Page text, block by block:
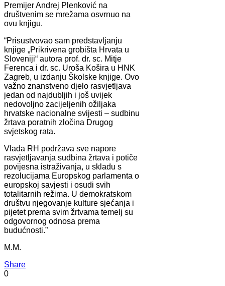
Premijer Andrej Plenković na
društvenim se mrežama osvrnuo na
ovu knjigu.
“Prisustvovao sam predstavljanju
knjige „Prikrivena grobišta Hrvata u
Sloveniji“ autora prof. dr. sc. Mitje
Ferenca i dr. sc. Uroša Košira u HNK
Zagreb, u izdanju Školske knjige. Ovo
važno znanstveno djelo rasvjetljava
jedan od najdubljih i još uvijek
nedovoljno zacijeljenih ožiljaka
hrvatske nacionalne svijesti – sudbinu
žrtava poratnih zločina Drugog
svjetskog rata.
Vlada RH podržava sve napore
rasvjetljavanja sudbina žrtava i potiče
povijesna istraživanja, u skladu s
rezolucijama Europskog parlamenta o
europskoj savjesti i osudi svih
totalitarnih režima. U demokratskom
društvu njegovanje kulture sjećanja i
pijetet prema svim žrtvama temelj su
odgovornog odnosa prema
budućnosti.”
M.M.
Share
0